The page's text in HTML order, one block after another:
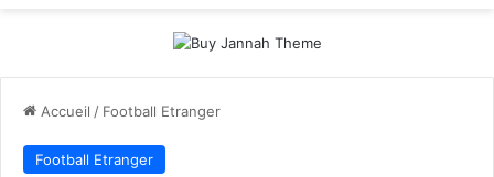
Accueil / Football Etranger
Football Etranger